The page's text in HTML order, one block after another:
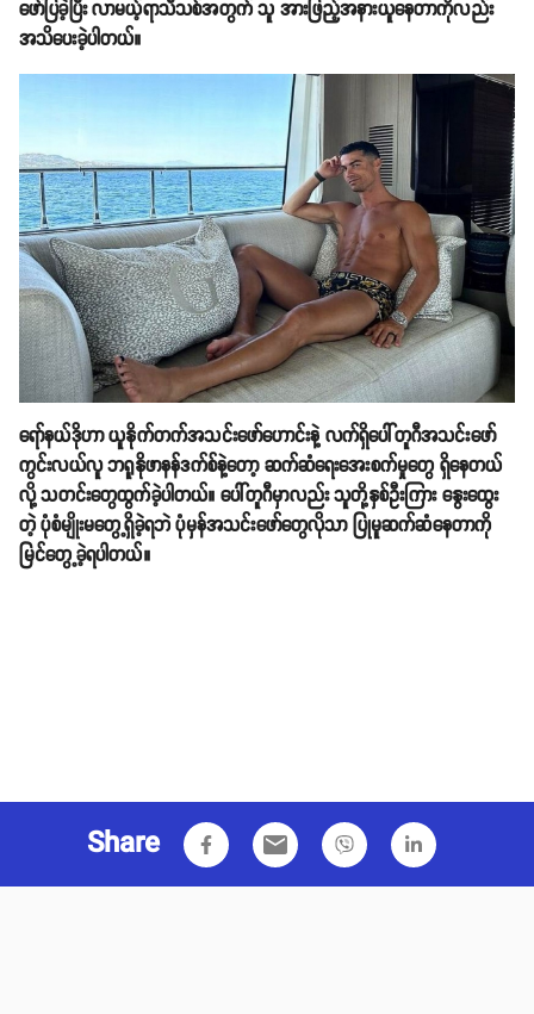
ဖော်ပြခဲ့ပြီး လာမယ့်ရာသီသစ်အတွက် သူ အားဖြည့်အနားယူနေတာကိုလည်း
အသိပေးခဲ့ပါတယ်။
ရော်နယ်ဒိုဟာ ယူနိုက်တက်အသင်းဖော်ဟောင်းနဲ့ လက်ရှိပေါ်တူဂီအသင်းဖော်
ကွင်းလယ်လူ ဘရူနိုဖာနန်ဒက်စ်နဲ့တော့ ဆက်ဆံရေးအေးစက်မှုတွေ ရှိနေတယ်
လို့ သတင်းတွေထွက်ခဲ့ပါတယ်။ ပေါ်တူဂီမှာလည်း သူတို့နှစ်ဦးကြား နွေးထွေး
တဲ့ ပုံစံမျိုးမတွေ့ရှိခဲ့ရဘဲ ပုံမှန်အသင်းဖော်တွေလိုသာ ပြုမူဆက်ဆံနေတာကို
မြင်တွေ့ခဲ့ရပါတယ်။
Share email